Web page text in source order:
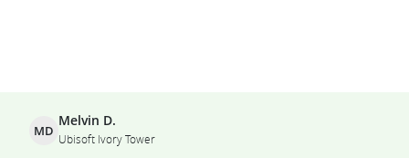
MD
Melvin D.
Ubisoft Ivory Tower